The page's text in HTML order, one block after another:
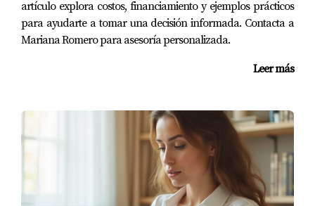
artículo explora costos, financiamiento y ejemplos prácticos
para ayudarte a tomar una decisión informada. Contacta a
Mariana Romero para asesoría personalizada.
Leer más